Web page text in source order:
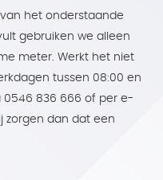
het onderstaande
gebruiken we alleen
meter. Werkt het niet
tussen 08:00 en
0546 836 666 of per e-
zorgen dan dat een